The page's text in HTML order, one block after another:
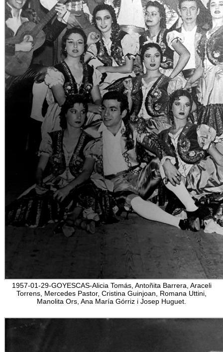
1957-01-29-GOYESCAS-Alicia Tomás, Antoñita Barrera, Araceli
Torrens, Mercedes Pastor, Cristina Guinjoan, Romana Uttini,
Manolita Ors, Ana María Górriz i Josep Huguet.